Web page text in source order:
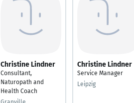
Christine Lindner
Consultant,
Naturopath and
Health Coach
Christine Lindner
Service Manager
Leipzig